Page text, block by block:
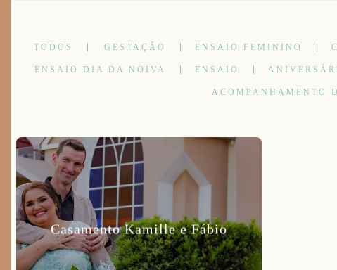
TODOS GESTAÇÃO ENSAIO FEMININO
ENSAIO DIA DA NOIVA ENSAIO
ACOMPANHAMENTO
Casamento Kamille e Fábio